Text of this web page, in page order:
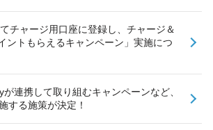
チャージ用口座に登録し、チャージ＆
ントもらえるキャンペーン」実施につ
連携して取り組むキャンペーンなど、
する施策が決定！